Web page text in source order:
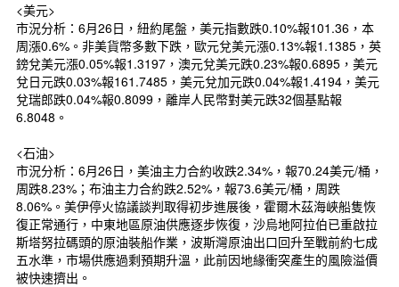
<美元>
市況分析：6月26日，紐約尾盤，美元指數跌0.10%報101.36，本
周漲0.6%。非美貨幣多數下跌，歐元兌美元漲0.13%報1.1385，英
鎊兌美元漲0.05%報1.3197，澳元兌美元跌0.23%報0.6895，美元
兌日元跌0.03%報161.7485，美元兌加元跌0.04%報1.4194，美元
兌瑞郎跌0.04%報0.8099，離岸人民幣對美元跌32個基點報
6.8048。
<石油>
市況分析：6月26日，美油主力合約收跌2.34%，報70.24美元/桶，
周跌8.23%；布油主力合約跌2.52%，報73.6美元/桶，周跌
8.06%。美伊停火協議談判取得初步進展後，霍爾木茲海峽船隻恢
復正常通行，中東地區原油供應逐步恢復，沙烏地阿拉伯已重啟拉
斯塔努拉碼頭的原油裝船作業，波斯灣原油出口回升至戰前約七成
五水準，市場供應過剩預期升溫，此前因地緣衝突產生的風險溢價
被快速擠出。